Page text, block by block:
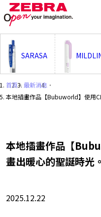
SARASA
首頁・ 最新消息 ・
本地插畫作品【Bubuworld】使用
本地插畫作品【
畫出暖心的聖誕時光。
2025.12.22